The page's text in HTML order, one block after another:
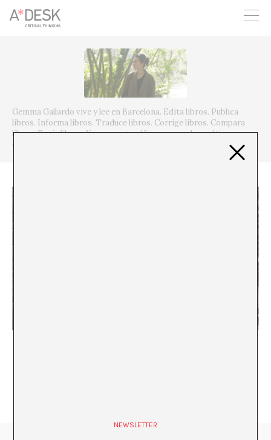
crees también en A*DESK seguimos necesitándote para poder
seguir adelante. Ahora puedes participar del proyecto y
apoyarlo.
Gemma Gallardo vive y lee en Barcelona. Edita libros. Publica
libros. Informa libros. Traduce libros. Corrige libros. Compara
libros. Espía libros. Y en sus ratos libres, aprende a cultivar
ostras.
NEWSLETTER